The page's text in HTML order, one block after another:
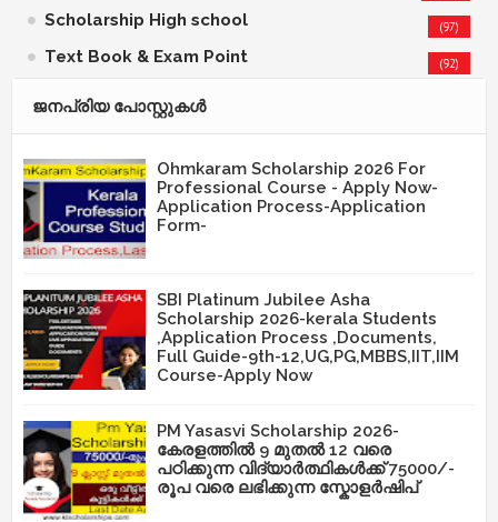
Scholarship High school (97)
Text Book & Exam Point (92)
ജനപ്രിയ പോസ്റ്റുകള്‍‌
Ohmkaram Scholarship 2026 For
Professional Course - Apply Now-
Application Process-Application
Form-
SBI Platinum Jubilee Asha
Scholarship 2026-kerala Students
,Application Process ,Documents,
Full Guide-9th-12,UG,PG,MBBS,IIT,IIM
Course-Apply Now
PM Yasasvi Scholarship 2026-
കേരളത്തിൽ 9 മുതൽ 12 വരെ
പഠിക്കുന്ന വിദ്യാർത്ഥികൾക്ക് 75000/-
രൂപ വരെ ലഭിക്കുന്ന സ്കോളർഷിപ്